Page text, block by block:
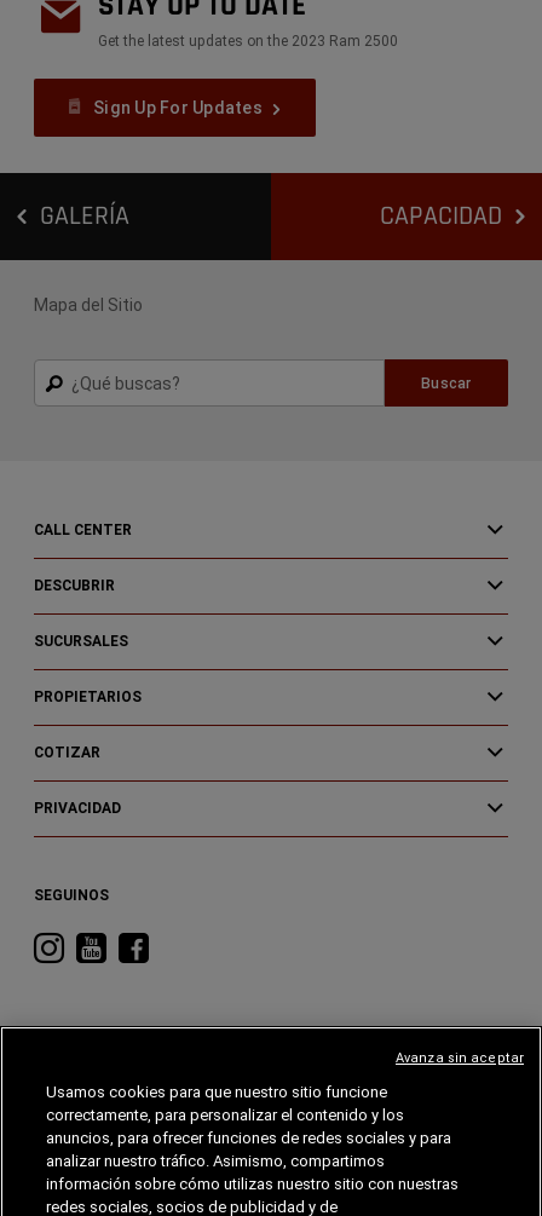
Get the latest updates on the 2023 Ram 2500
Sign Up For Updates
GALERÍA CAPACIDAD
Mapa del Sitio
Buscar
Buscar
CALL CENTER
DESCUBRIR
SUCURSALES
PROPIETARIOS
COTIZAR
PRIVACIDAD
SEGUINOS
Visitá
Instagram
Visitá
YouTube
Visitá
Facebook
DODGE ROMEO
©2026 FCA EE. UU. LLC. Reservados todos los derechos.
Chrysler, Dodge, Jeep, RAM, Wagoneer, Mopar y SRT son marcas comerciales
registradas de FCA US LLC. Alfa Romeo y Fiat son marcas registradas de FCA Group
Usamos cookies para que nuestro sitio funcione
correctamente, para personalizar el contenido y los
anuncios, para ofrecer funciones de redes sociales y para
analizar nuestro tráfico. Asimismo, compartimos
información sobre cómo utilizas nuestro sitio con nuestras
redes sociales, socios de publicidad y de
Avanza sin aceptar